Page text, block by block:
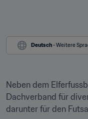
Deutsch - Weitere
Neben dem
Dachverband für
darunter für den